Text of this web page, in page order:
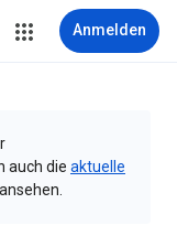
Anmelden
auch die aktuelle
ansehen.